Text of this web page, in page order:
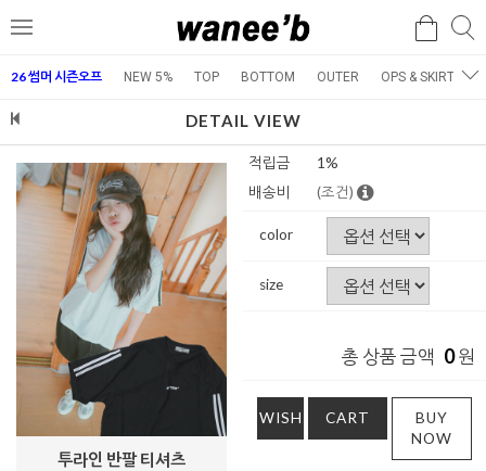
메
검
26 썸머 시즌오프 NEW 5% TOP BOTTOM OUTER OPS & SKIRT
DETAIL VIEW
투라인 반팔 티셔츠
적립금
1%
배송비
(조건)
color
size
총 상품 금액 0원
WISH CART
BUY
NOW